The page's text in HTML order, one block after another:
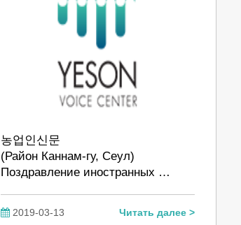
농업인신문
(Район Каннам-гу, Сеул)
Поздравление иностранных …
2019-03-13 Читать далее >